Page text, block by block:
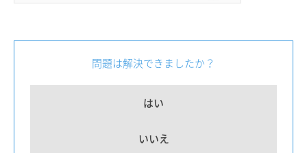
問題は解決できましたか？
はい
いいえ